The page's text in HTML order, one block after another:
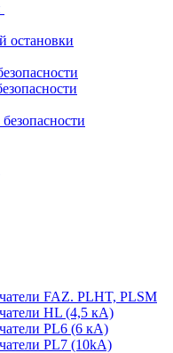
остановки
FAZ. PLHT, PLSM
HL (4,5 кА)
PL6 (6 кА)
PL7 (10kA)